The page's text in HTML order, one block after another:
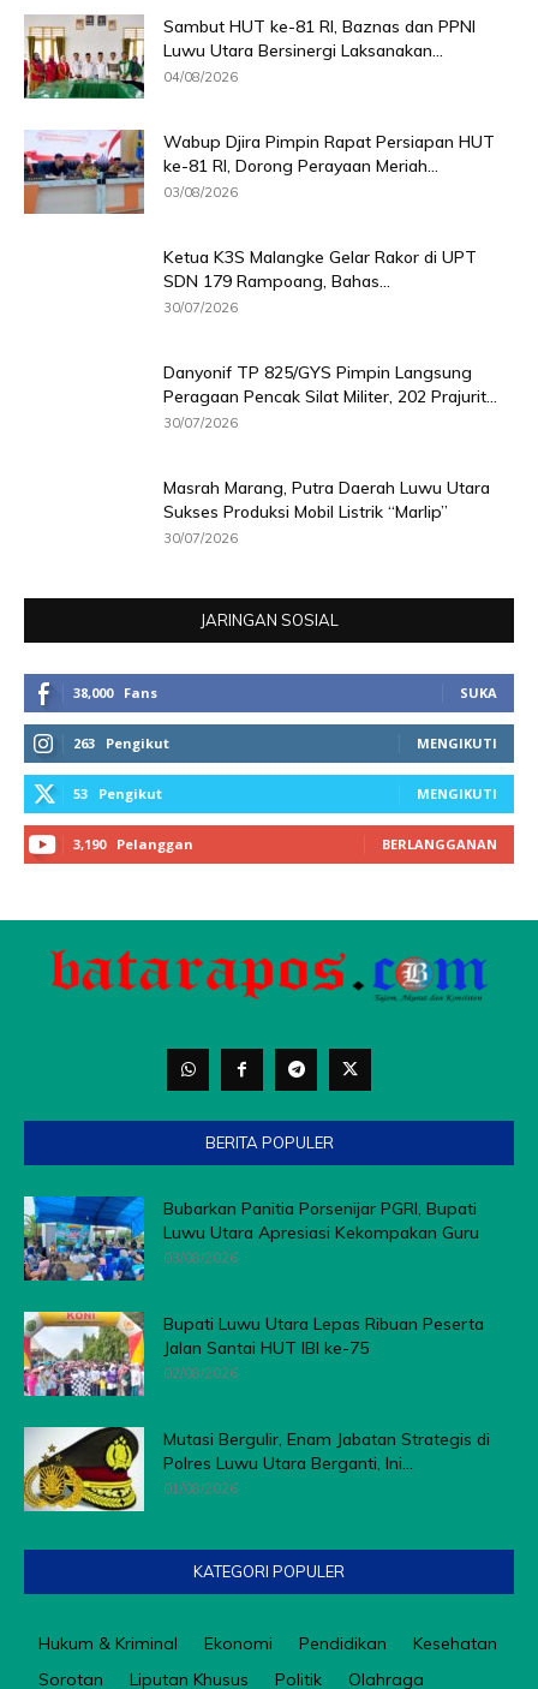
BERITA POPULER
Bubarkan Panitia Porsenijar PGRI, Bupati
Luwu Utara Apresiasi Kekompakan Guru
03/08/2026
Bupati Luwu Utara Lepas Ribuan Peserta
Jalan Santai HUT IBI ke-75
02/08/2026
Mutasi Bergulir, Enam Jabatan Strategis di
Polres Luwu Utara Berganti, Ini...
01/08/2026
KATEGORI POPULER
Hukum & Kriminal Ekonomi Pendidikan
Kesehatan
Sorotan
Liputan Khusus Politik Olahraga